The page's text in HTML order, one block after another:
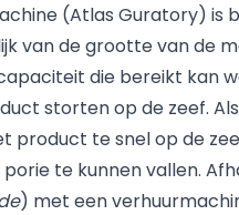
(Atlas Guratory) is
van de grootte van de
die bereikt kan
storten op de zeef.
product te snel op de
te kunnen vallen.
) met een